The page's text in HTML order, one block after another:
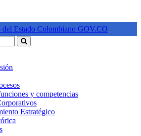
y competencias
Estratégico